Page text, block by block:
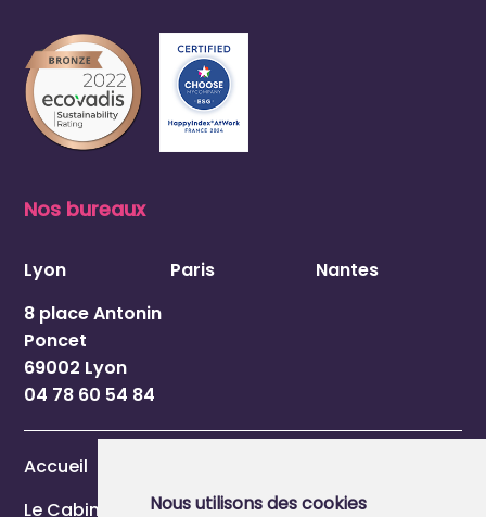
Nous utilisons des cookies
Nos bureaux
Lyon
8 place Antonin
Poncet
69002 Lyon
04 78 60 54 84
Paris Nantes
Accueil
Le Cabinet